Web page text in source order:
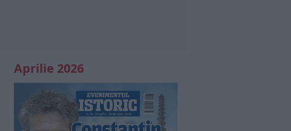
Aprilie 2026